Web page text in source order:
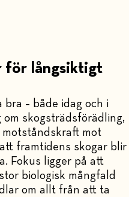
för långsiktigt
bra – både idag och i
skogsträdsförädling,
motståndskraft mot
framtidens skogar blir
Fokus ligger på att
biologisk mångfald
om allt från att ta